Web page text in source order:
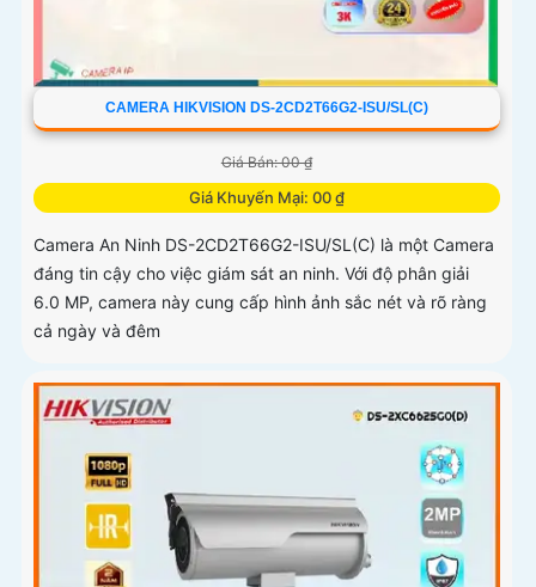
CAMERA HIKVISION DS-2CD2T66G2-ISU/SL(C)
Giá Bán: 00 ₫
Giá Khuyến Mại: 00 ₫
Camera An Ninh DS-2CD2T66G2-ISU/SL(C) là một Camera
đáng tin cậy cho việc giám sát an ninh. Với độ phân giải
6.0 MP, camera này cung cấp hình ảnh sắc nét và rõ ràng
cả ngày và đêm